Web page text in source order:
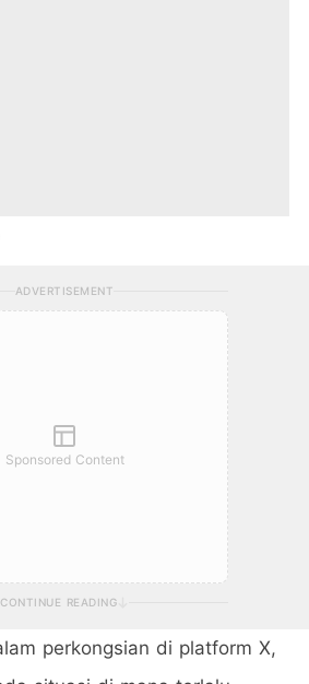
ADVERTISEMENT
Sponsored Content
CONTINUE READING
perkongsian di platform X,